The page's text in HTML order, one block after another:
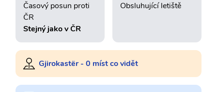
Časový posun proti
ČR
Stejný jako v ČR
Obsluhující letiště
Gjirokastër - 0 míst co vidět